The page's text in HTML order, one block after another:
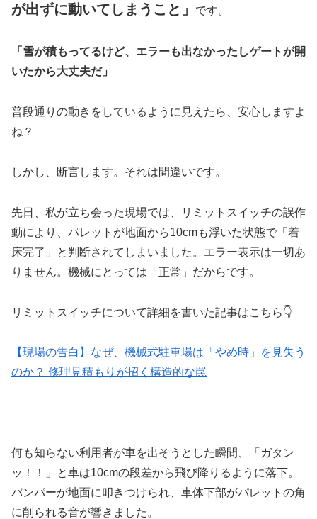
が出ずに動いてしまうこと」 です。
「雪が積もってるけど、エラーも出なかったしゲートが開
いたから大丈夫だ」
普段通りの動きをしているように見えたら、安心しますよ
ね？
しかし、断言します。それは間違いです。
先日、私が立ち会った現場では、リミットスイッチの誤作
動により、パレットが地面から10cmも浮いた状態で「着
床完了」と判断されてしまいました。エラー表示は一切あ
りません。機械にとっては「正常」だからです。
リミットスイッチについて詳細を書いた記事はこちら👇
【現場の告白】なぜ、機械式駐車場は「やめ時」を見失う
のか？ 修理見積もりが招く構造的な罠
何も知らない利用者が車を出そうとした瞬間、「ガタン
ッ！！」と車は10cmの段差から飛び降りるように落下。
バンパーが地面に叩きつけられ、車体下部がパレットの角
に削られる音が響きました。